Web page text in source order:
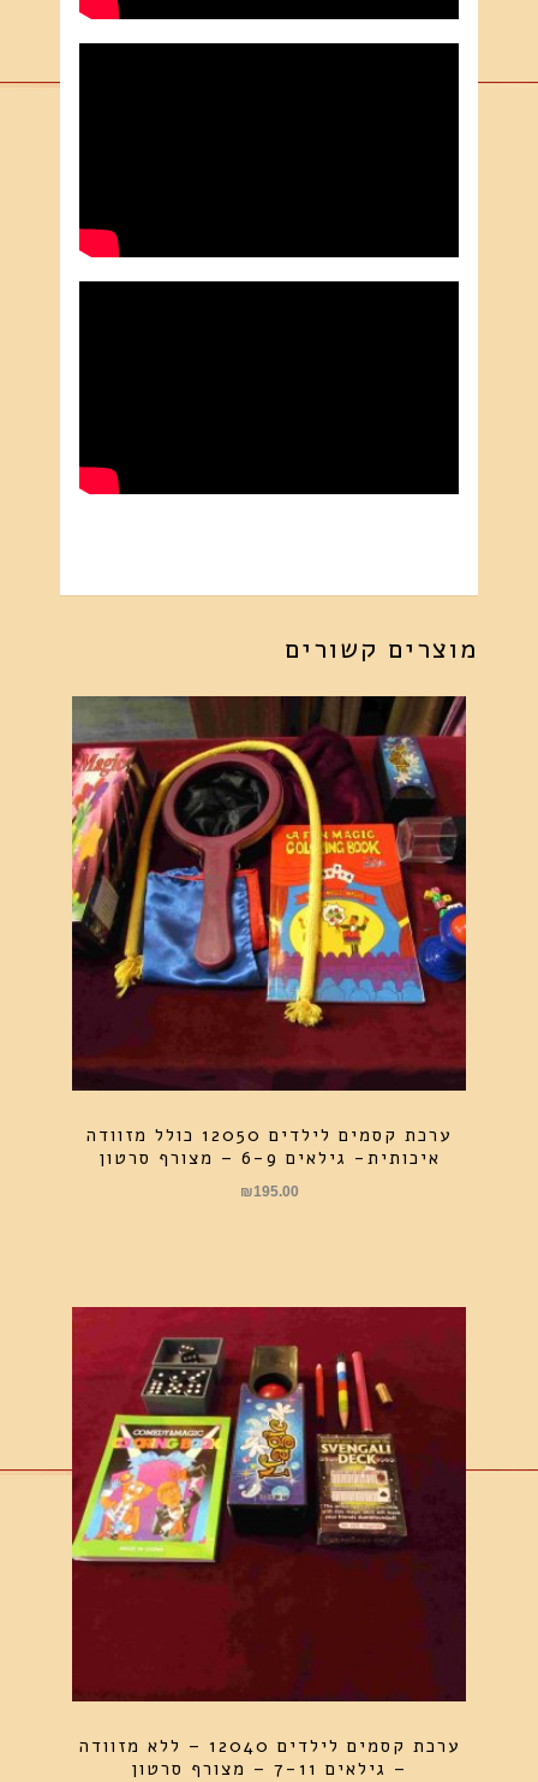
מוצרים קשורים
ערכת קסמים לילדים 12050 כולל מזוודה
איכותית- גילאים 6-9 – מצורף סרטון
₪195.00
ערכת קסמים לילדים 12040 – ללא מזוודה
– גילאים 7-11 – מצורף סרטון